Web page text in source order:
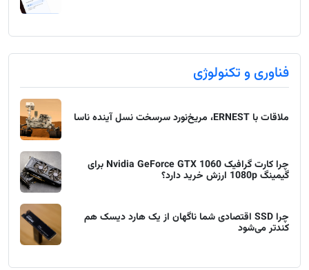
فناوری و تکنولوژی
ملاقات با ERNEST، مریخ‌نورد سرسخت نسل آینده ناسا
چرا کارت گرافیک Nvidia GeForce GTX 1060 برای
گیمینگ 1080p ارزش خرید دارد؟
چرا SSD اقتصادی شما ناگهان از یک هارد دیسک هم
کندتر می‌شود